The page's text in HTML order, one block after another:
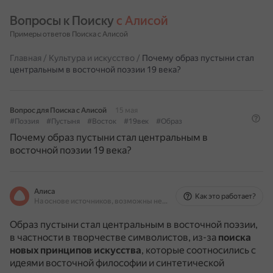
Вопросы к Поиску с Алисой
Примеры ответов Поиска с Алисой
Главная / Культура и искусство / Почему образ пустыни стал
центральным в восточной поэзии 19 века?
Вопрос для Поиска с Алисой
15 мая
#Поэзия
#Пустыня #Восток #19век #Образ
Почему образ пустыни стал центральным в
восточной поэзии 19 века?
Алиса
На основе источников, возможны неточности
Как это работает?
Образ пустыни стал центральным в восточной поэзии,
в частности в творчестве символистов, из-за поиска
новых принципов искусства, которые соотносились с
идеями восточной философии и синтетической